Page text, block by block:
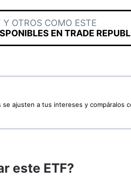
Y OTROS COMO ESTE
EN TRADE
se ajusten a tus intereses y compáralos
este ETF?